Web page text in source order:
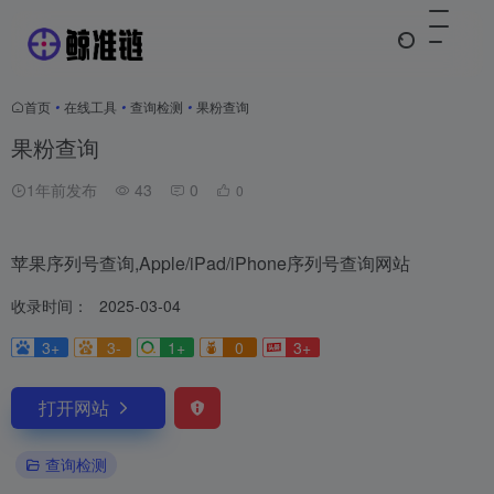
首页 • 在线工具 • 查询检测 • 果粉查询
果粉查询
1年前发布 43 0 0
苹果序列号查询,Apple/iPad/iPhone序列号查询网站
收录时间：
2025-03-04
3+
3- 1+ 0 3+
打开网站
查询检测